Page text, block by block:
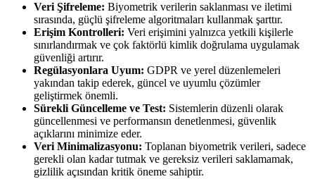
Veri Şifreleme: Biyometrik verilerin saklanması ve iletimi
sırasında, güçlü şifreleme algoritmaları kullanmak şarttır.
Erişim Kontrolleri: Veri erişimini yalnızca yetkili kişilerle
sınırlandırmak ve çok faktörlü kimlik doğrulama uygulamak
güvenliği artırır.
Regülasyonlara Uyum: GDPR ve yerel düzenlemeleri
yakından takip ederek, güncel ve uyumlu çözümler
geliştirmek önemli.
Sürekli Güncelleme ve Test: Sistemlerin düzenli olarak
güncellenmesi ve performansın denetlenmesi, güvenlik
açıklarını minimize eder.
Veri Minimalizasyonu: Toplanan biyometrik verileri, sadece
gerekli olan kadar tutmak ve gereksiz verileri saklamamak,
gizlilik açısından kritik öneme sahiptir.